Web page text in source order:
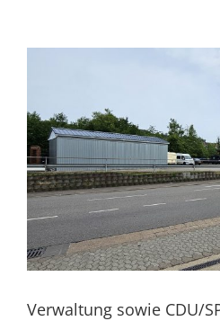
Verwaltung sowie CDU/